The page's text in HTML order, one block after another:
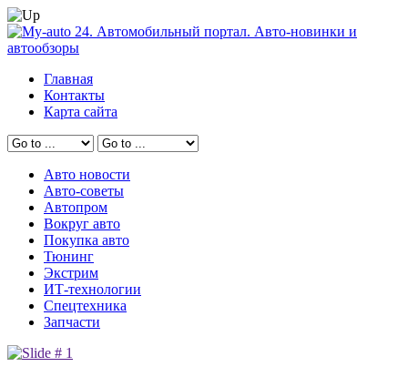
Главная
Контакты
Карта сайта
Авто новости
Авто-советы
Автопром
Вокруг авто
Покупка авто
Тюнинг
Экстрим
ИТ-технологии
Спецтехника
Запчасти